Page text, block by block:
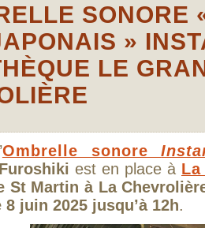
SONORE
»
LE
Ombrelle sonore
est en place à
St Martin à La
juin 2025 jusqu’à 12h.